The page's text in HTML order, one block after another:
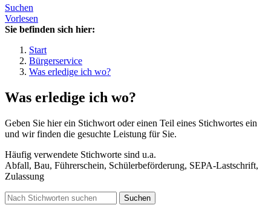
Suchen
Vorlesen
Sie befinden sich hier:
Start
Bürgerservice
Was erledige ich wo?
Was erledige ich wo?
Geben Sie hier ein Stichwort oder einen Teil eines Stichwortes ein
und wir finden die gesuchte Leistung für Sie.
Häufig verwendete Stichworte sind u.a.
Abfall, Bau, Führerschein, Schülerbeförderung, SEPA-Lastschrift,
Zulassung
Suchen